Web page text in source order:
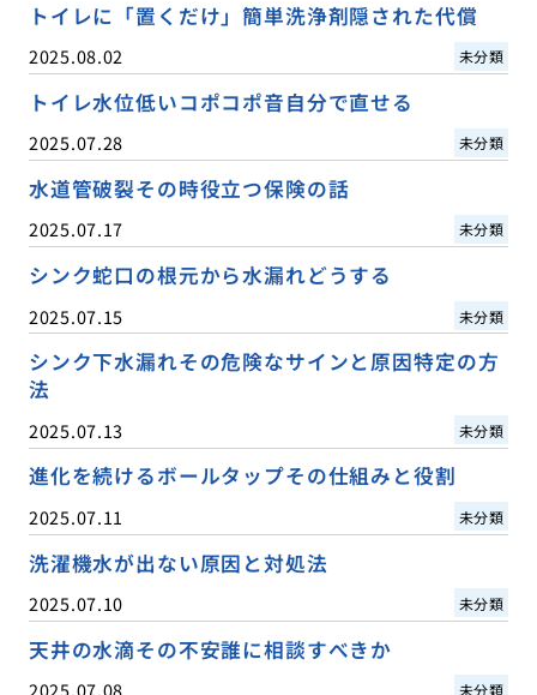
トイレに「置くだけ」簡単洗浄剤隠された代償
2025.08.02 未分類
トイレ水位低いコポコポ音自分で直せる
2025.07.28 未分類
水道管破裂その時役立つ保険の話
2025.07.17 未分類
シンク蛇口の根元から水漏れどうする
2025.07.15 未分類
シンク下水漏れその危険なサインと原因特定の方
法
2025.07.13 未分類
進化を続けるボールタップその仕組みと役割
2025.07.11 未分類
洗濯機水が出ない原因と対処法
2025.07.10 未分類
天井の水滴その不安誰に相談すべきか
2025.07.08 未分類